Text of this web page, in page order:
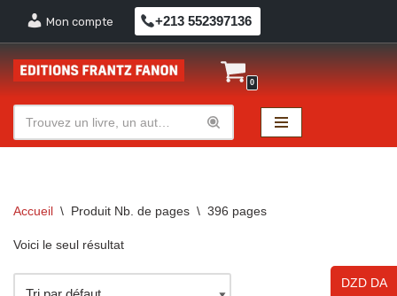
Aller
au
contenu
Mon compte +213 552397136
0
Accueil \ Produit Nb. de pages \ 396 pages
Voici le seul résultat
DZD DA